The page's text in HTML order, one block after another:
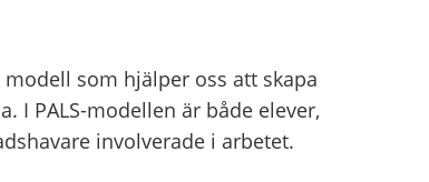
som hjälper oss att skapa
I PALS-modellen är både elever,
involverade i arbetet.